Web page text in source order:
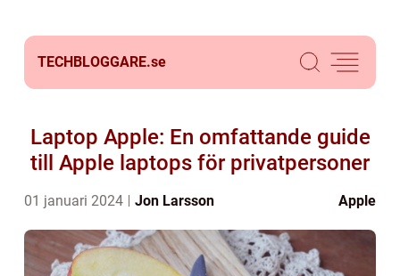
TECHBLOGGARE.se
Laptop Apple: En omfattande guide
till Apple laptops för privatpersoner
01 januari 2024 Jon Larsson Apple